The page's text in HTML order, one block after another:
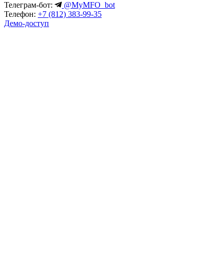
Телеграм-бот:
@MyMFO_bot
Телефон: +7 (812) 383-99-35
Демо-доступ